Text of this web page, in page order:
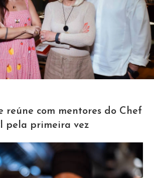
reúne com mentores do Chef
pela primeira vez